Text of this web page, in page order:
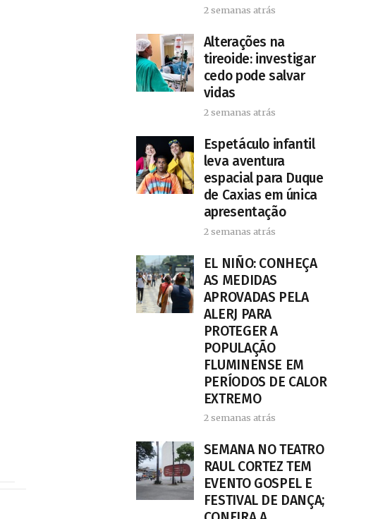
2 semanas atrás
Alterações na
tireoide: investigar
cedo pode salvar
vidas
2 semanas atrás
​Espetáculo infantil
leva aventura
espacial para Duque
de Caxias em única
apresentação
2 semanas atrás
EL NIÑO: CONHEÇA
AS MEDIDAS
APROVADAS PELA
ALERJ PARA
PROTEGER A
POPULAÇÃO
FLUMINENSE EM
PERÍODOS DE CALOR
EXTREMO
2 semanas atrás
SEMANA NO TEATRO
RAUL CORTEZ TEM
EVENTO GOSPEL E
FESTIVAL DE DANÇA;